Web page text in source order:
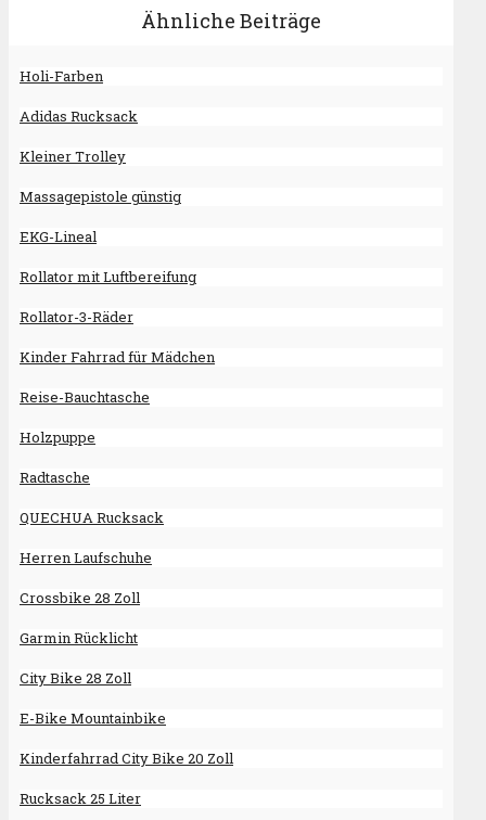
Ähnliche Beiträge
Holi-Farben
Adidas Rucksack
Kleiner Trolley
Massagepistole günstig
EKG-Lineal
Rollator mit Luftbereifung
Rollator-3-Räder
Kinder Fahrrad für Mädchen
Reise-Bauchtasche
Holzpuppe
Radtasche
QUECHUA Rucksack
Herren Laufschuhe
Crossbike 28 Zoll
Garmin Rücklicht
City Bike 28 Zoll
E-Bike Mountainbike
Kinderfahrrad City Bike 20 Zoll
Rucksack 25 Liter